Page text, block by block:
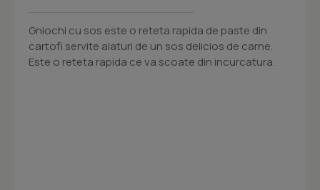
Gniochi cu sos este o reteta rapida de paste din
cartofi servite alaturi de un sos delicios de carne.
Este o reteta rapida ce va scoate din incurcatura.